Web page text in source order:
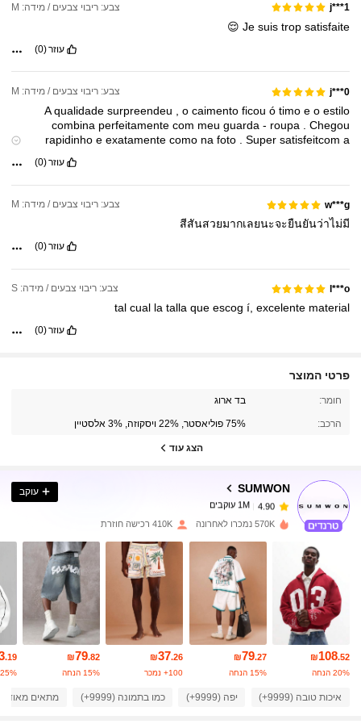
j***1 צבע: ריבוי צבעים / מידה: M
Je suis trop satisfaite
😌
עוזר(0)
j***0 צבע: ריבוי צבעים / מידה: M
Aqualidade surpreendeu , o caimento ficou ó timo e o estilo
combina perfeitamente com meu guarda - roupa . Chegou
rapidinho e exatamente como na foto . Super satisfeitcom a
עוזר(0)
w***g צבע: ריבוי צבעים / מידה: M
สีสันสวยมากเลยนะจะยืนยันว่าไม่มี
עוזר(0)
l***o צבע: ריבוי צבעים / מידה: S
tal cual la talla que escog í, excelente material
עוזר(0)
פרטי המוצר
חומר: בד ארוג
הרכב: 75% פוליאסטר, 22% ויסקוזה, 3% אלסטיין
הצג עוד
SUMWON
1M עוקבים
s***1 שילםלפני יום אחד
1M עוקבים
4.90
עוקב
570K נמכרו לאחרונה 410K רכישה חוזרת
₪108.52
20% הנחה
₪79.27
15% הנחה
₪37.26
100+ נמכר
₪79.82
15% הנחה
.19
25% הנחה
איכות טובה (9999+) יפה (9999+) כמו בתמונה (9999+) מתאים מאוד (9999+)